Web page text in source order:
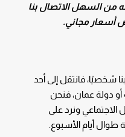
من السهل الاتصال بنا
أسعار مجاني.
شخصيًا، فانتقل إلى أحد
أو دولة عمان، فنحن
الاجتماعي ونرد على
طوال أيام الأسبوع.